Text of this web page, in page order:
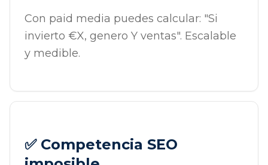
Con paid media puedes calcular: "Si
invierto €X, genero Y ventas". Escalable
y medible.
✅ Competencia SEO